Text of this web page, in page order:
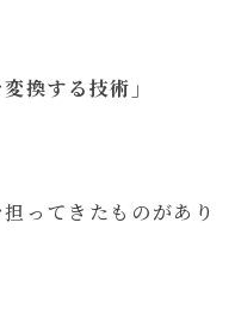
換する技術」
ってきたものがあり